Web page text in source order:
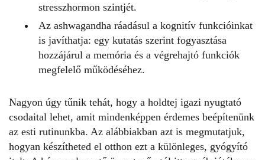
stresszhormon szintjét.
Az ashwagandha ráadásul a kognitív funkcióinkat
is javíthatja: egy kutatás szerint fogyasztása
hozzájárul a memória és a végrehajtó funkciók
megfelelő működéséhez.
Nagyon úgy tűnik tehát, hogy a holdtej igazi nyugtató
csodaital lehet, amit mindenképpen érdemes beépítenünk
az esti rutinunkba. Az alábbiakban azt is megmutatjuk,
hogyan készítheted el otthon ezt a különleges, gyógyító